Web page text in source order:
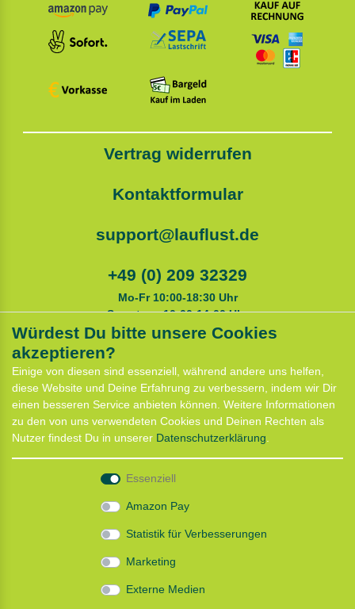
Vertrag widerrufen
Kontaktformular
support@lauflust.de
+49 (0) 209 32329
Mo-Fr 10:00-18:30 Uhr
Samstags 10:00-14:00 Uhr
Anfahrt
Kontaktformular
Termin für Hundeberatung
CaniX Seminare
Lauf Seminar
Laufen mit Lauflust
Batterieentsorgung
Daten­schutz­erklärung
AGB
Würdest Du bitte unsere Cookies
akzeptieren?
Einige von diesen sind essenziell, während andere uns helfen,
diese Website und Deine Erfahrung zu verbessern, indem wir Dir
einen besseren Service anbieten können. Weitere Informationen
zu den von uns verwendeten Cookies und Deinen Rechten als
Nutzer findest Du in unserer Daten­schutz­erklärung
Essenziell
Amazon Pay
Statistik für Verbesserungen
Marketing
Externe Medien